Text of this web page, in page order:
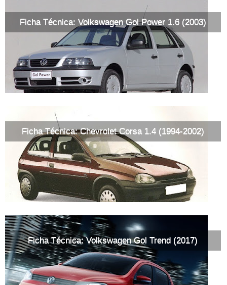
Ficha Técnica: Volkswagen Gol Power 1.6 (2003)
Ficha Técnica: Chevrolet Corsa 1.4 (1994-2002)
Ficha Técnica: Volkswagen Gol Trend (2017)